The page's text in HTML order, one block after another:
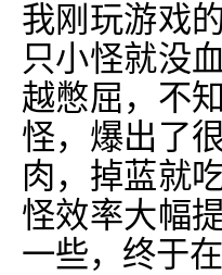
我刚玩游戏
只小怪就没
越憋屈，不
怪，爆出了
肉，掉蓝就
怪效率大幅
一些，终于